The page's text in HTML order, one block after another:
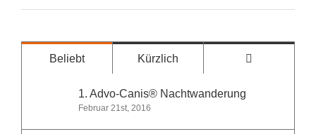
Beliebt Kürzlich
1. Advo-Canis® Nachtwanderung
Februar 21st, 2016